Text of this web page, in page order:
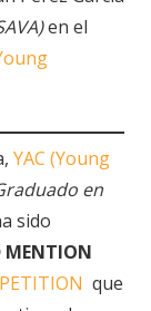
en el
YAC (Young
en
sido
MENTION
que